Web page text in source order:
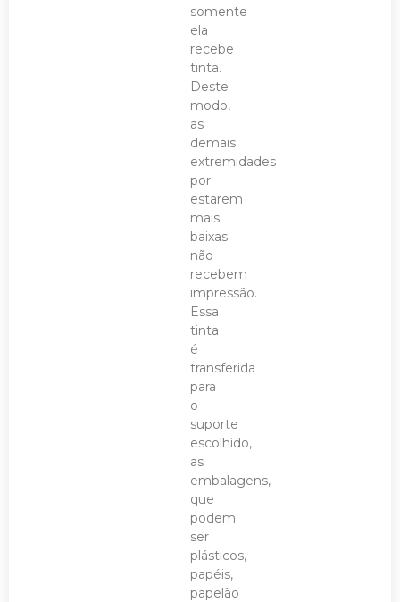
somente
ela
recebe
tinta.
Deste
modo,
as
demais
extremidades
por
estarem
mais
baixas
não
recebem
impressão.
Essa
tinta
é
transferida
para
o
suporte
escolhido,
as
embalagens,
que
podem
ser
plásticos,
papéis,
papelão